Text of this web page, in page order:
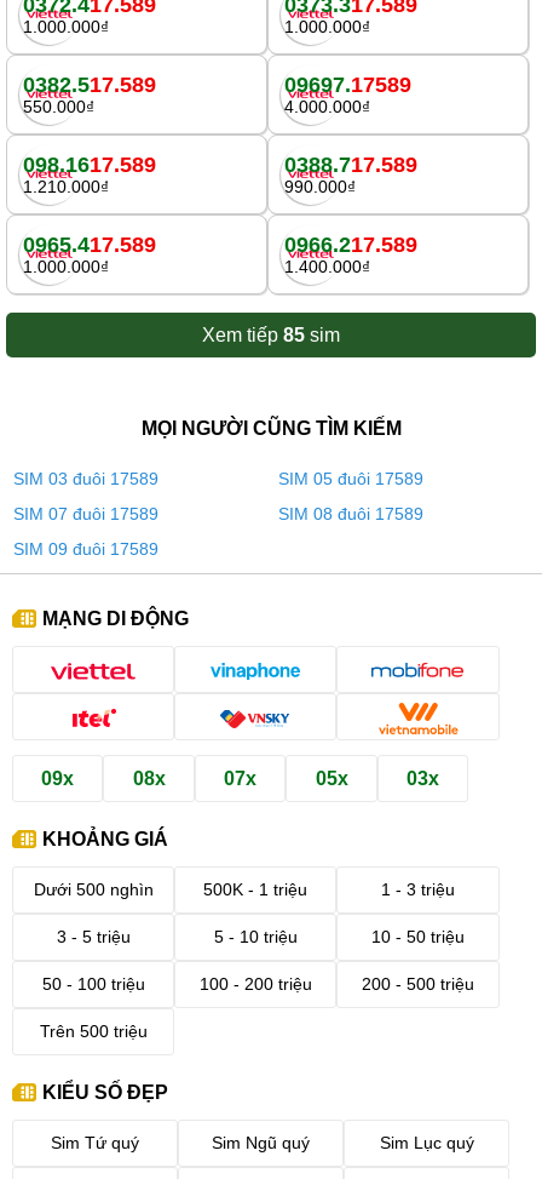
0372.417.589
1.000.000₫
0373.317.589
1.000.000₫
0382.517.589
550.000₫
09697.17589
4.000.000₫
098.1617.589
1.210.000₫
0388.717.589
990.000₫
0965.417.589
1.000.000₫
0966.217.589
1.400.000₫
Xem tiếp 85 sim
MỌI NGƯỜI CŨNG TÌM KIẾM
SIM 03 đuôi 17589
SIM 05 đuôi 17589
SIM 07 đuôi 17589
SIM 08 đuôi 17589
SIM 09 đuôi 17589
MẠNG DI ĐỘNG
09x 08x 07x 05x 03x
KHOẢNG GIÁ
Dưới 500 nghìn 500K - 1 triệu 1 - 3 triệu
3 - 5 triệu 5 - 10 triệu 10 - 50 triệu
50 - 100 triệu 100 - 200 triệu 200 - 500 triệu
Trên 500 triệu
KIỂU SỐ ĐẸP
Sim Tứ quý Sim Ngũ quý Sim Lục quý